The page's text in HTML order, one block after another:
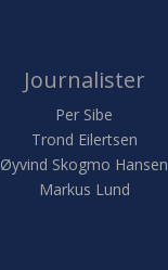
Journalister
Per Sibe
Trond Eilertsen
Øyvind Skogmo Hansen
Markus Lund